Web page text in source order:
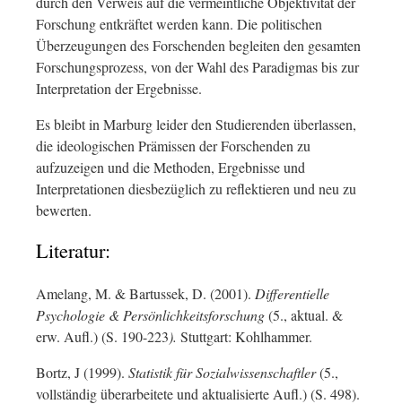
Forschung entkräftet werden kann. Die politischen
Überzeugungen des Forschenden begleiten den gesamten
Forschungsprozess, von der Wahl des Paradigmas bis zur
Interpretation der Ergebnisse.
Es bleibt in Marburg leider den Studierenden überlassen,
die ideologischen Prämissen der Forschenden zu
aufzuzeigen und die Methoden, Ergebnisse und
Interpretationen diesbezüglich zu reflektieren und neu zu
bewerten.
Literatur:
Amelang, M. & Bartussek, D. (2001). Differentielle
Psychologie & Persönlichkeitsforschung(5., aktual. &
erw. Aufl.) (S. 190-223). Stuttgart: Kohlhammer.
Bortz, J (1999). Statistik für Sozialwissenschaftler(5.,
vollständig überarbeitete und aktualisierte Aufl.) (S. 498).